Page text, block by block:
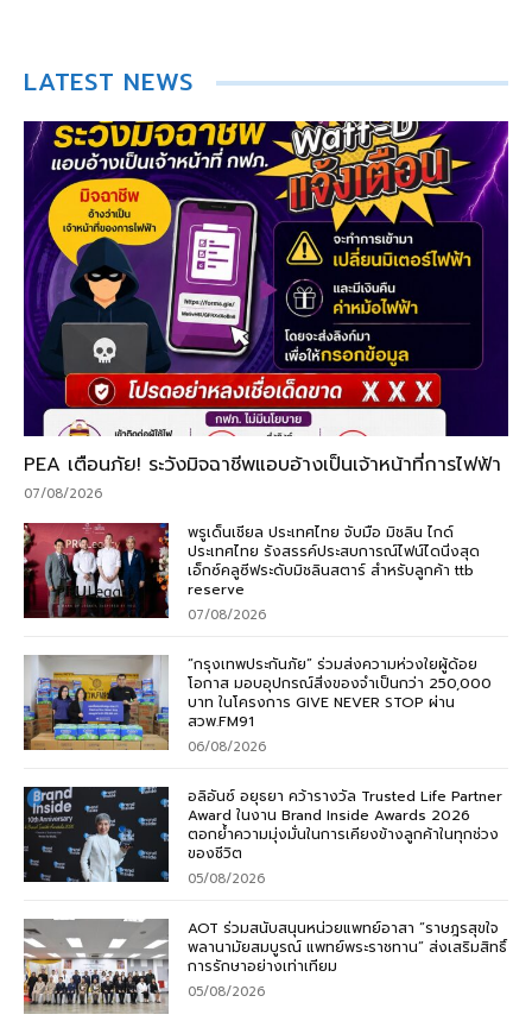
LATEST NEWS
PEA เตือนภัย! ระวังมิจฉาชีพแอบอ้างเป็นเจ้าหน้าที่การไฟฟ้า
07/08/2026
พรูเด็นเชียล ประเทศไทย จับมือ มิชลิน ไกด์
ประเทศไทย รังสรรค์ประสบการณ์ไฟน์ไดนิ่งสุด
เอ็กซ์คลูซีฟระดับมิชลินสตาร์ สำหรับลูกค้า ttb
reserve
07/08/2026
“กรุงเทพประกันภัย” ร่วมส่งความห่วงใยผู้ด้อย
โอกาส มอบอุปกรณ์สิ่งของจำเป็นกว่า 250,000
บาท ในโครงการ GIVE NEVER STOP ผ่าน
สวพ.FM91
06/08/2026
อลิอันซ์ อยุธยา คว้ารางวัล Trusted Life Partner
Award ในงาน Brand Inside Awards 2026
ตอกย้ำความมุ่งมั่นในการเคียงข้างลูกค้าในทุกช่วง
ของชีวิต
05/08/2026
AOT ร่วมสนับสนุนหน่วยแพทย์อาสา “ราษฎรสุขใจ
พลานามัยสมบูรณ์ แพทย์พระราชทาน” ส่งเสริมสิทธิ์
การรักษาอย่างเท่าเทียม
05/08/2026